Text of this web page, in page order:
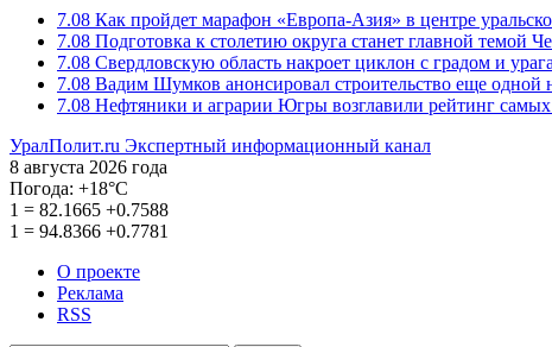
7.08 Как пройдет марафон «Европа-Азия» в центре
7.08 Подготовка к столетию округа станет главной темой
7.08 Свердловскую область накроет циклон с градом и
7.08 Вадим Шумков анонсировал строительство еще одной
7.08 Нефтяники и аграрии Югры возглавили рейтинг
УралПолит.ru Экспертный информационный канал
8 августа 2026 года
Погода: +18°С
1 = 82.1665 +0.7588
1 = 94.8366 +0.7781
О проекте
Реклама
RSS